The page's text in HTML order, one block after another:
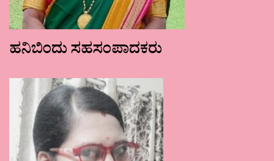
ಹನಿಬಿಂದು ಸಹಸಂಪಾದಕರು